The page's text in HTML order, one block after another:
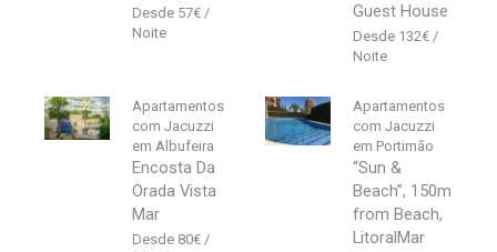
57€
Guest House
132€
Apartamentos
com Jacuzzi
em Albufeira
Encosta Da
Orada Vista
Mar
80€
Apartamentos
com Jacuzzi
em Portimão
“Sun &
Beach”, 150m
from Beach,
LitoralMar